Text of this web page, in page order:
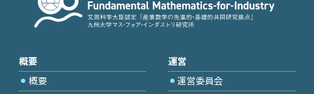
概要
概要
運営
運営委員会